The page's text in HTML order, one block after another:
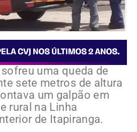
uma queda de
sete metros de altura
um galpão em
rural na Linha
de Itapiranga.